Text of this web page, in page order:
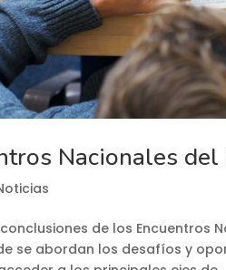
Nacionales
de los Encuentros
se abordan los desafíos y